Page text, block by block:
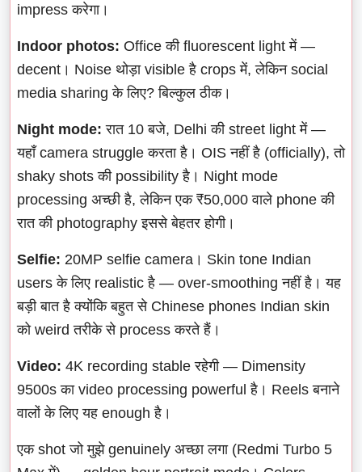
impress करेगा।
Indoor photos: Office की fluorescent light में —
decent। Noise थोड़ा visible है crops में, लेकिन social
media sharing के लिए? बिल्कुल ठीक।
Night mode: रात 10 बजे, Delhi की street light में —
यहाँ camera struggle करता है। OIS नहीं है (officially), तो
shaky shots की possibility है। Night mode
processing अच्छी है, लेकिन एक ₹50,000 वाले phone की
रात की photography इससे बेहतर होगी।
Selfie: 20MP selfie camera। Skin tone Indian
users के लिए realistic है — over-smoothing नहीं है। यह
बड़ी बात है क्योंकि बहुत से Chinese phones Indian skin
को weird तरीके से process करते हैं।
Video: 4K recording stable रहेगी — Dimensity
9500s का video processing powerful है। Reels बनाने
वालों के लिए यह enough है।
एक shot जो मुझे genuinely अच्छा लगा (Redmi Turbo 5